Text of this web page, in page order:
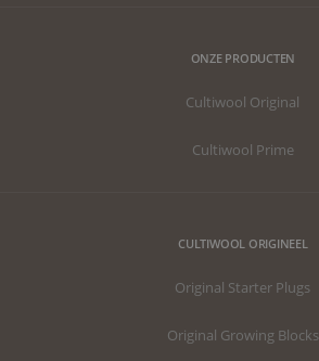
ONZE PRODUCTEN
Cultiwool Original
Cultiwool Prime
CULTIWOOL ORIGINEEL
Original Starter Plugs
Original Growing Blocks